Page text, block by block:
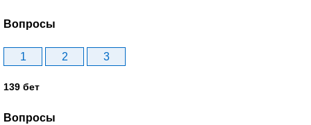
Вопросы
1 2 3
139 бет
Вопросы